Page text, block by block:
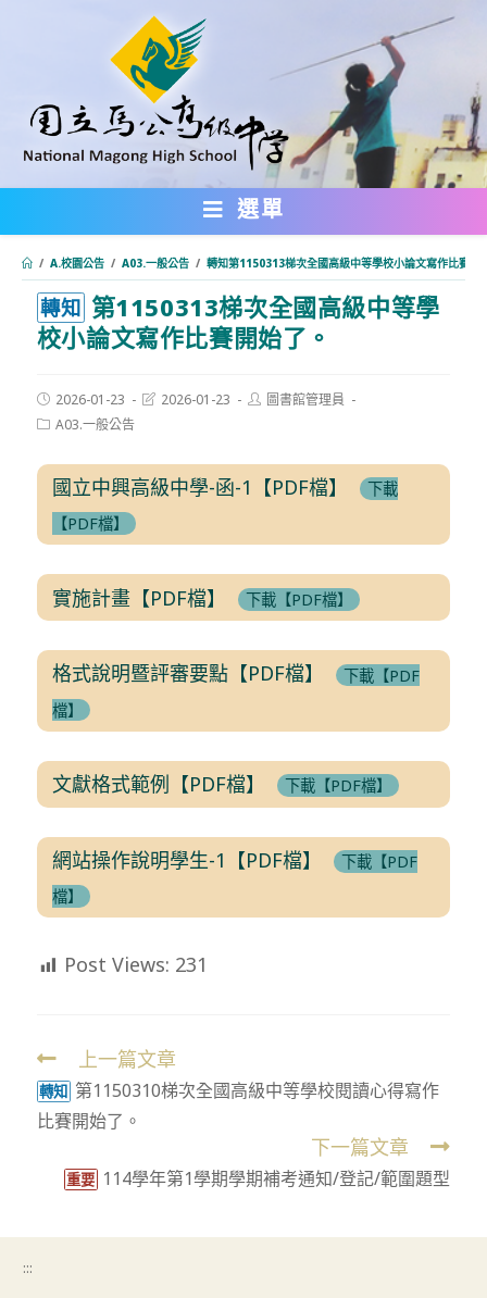
內
選單
/ A.校園公告 / A03.一般公告 / 轉知第1150313梯次全國高級中等學校小論文寫作比賽開
轉知 第1150313梯次全國高級中等學
校小論文寫作比賽開始了。
Post
published:
2026-01-23
Post2026-01-23
Post圖書館管理員
PostA03.一般公告
國立中興高級中學-函-1【PDF檔】
下載
【PDF檔】
實施計畫【PDF檔】 下載【PDF檔】
格式說明暨評審要點【PDF檔】
下載【PDF
檔】
文獻格式範例【PDF檔】 下載【PDF檔】
網站操作說明學生-1【PDF檔】
下載【PDF
檔】
Post Views: 231
Read
more
articles
上一篇文章
轉知 第1150310梯次全國高級中等學校閱讀心得寫作
比賽開始了。
下一篇文章
重要 114學年第1學期學期補考通知/登記/範圍題型
:::